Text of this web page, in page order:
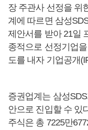
장 주관사 선정을 위
계에 따르면 삼성
제안서를 받아 21일
종적으로 선정기업
도를 내자 기업공개
증권업계는 삼성
안으로 진입할 수 있
주식은 총 7225만